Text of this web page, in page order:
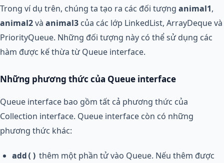
Trong ví dụ trên, chúng ta tạo ra các đối tượng animal1,
animal2và animal3 của các lớp LinkedList, ArrayDeque và
PriorityQueue. Những đối tượng này có thể sử dụng các
hàm được kế thừa từ Queue interface.
Những phương thức của Queue interface
Queue interface bao gồm tất cả phương thức của
Collection interface. Queue interface còn có những
phương thức khác:
add() thêm một phần tử vào Queue. Nếu thêm được